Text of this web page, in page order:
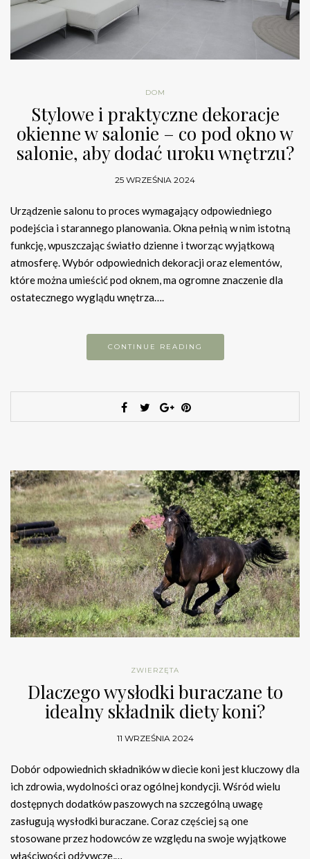
DOM
Stylowe i praktyczne dekoracje
okienne w salonie – co pod okno w
salonie, aby dodać uroku wnętrzu?
25 WRZEŚNIA 2024
Urządzenie salonu to proces wymagający odpowiedniego
podejścia i starannego planowania. Okna pełnią w nim istotną
funkcję, wpuszczając światło dzienne i tworząc wyjątkową
atmosferę. Wybór odpowiednich dekoracji oraz elementów,
które można umieścić pod oknem, ma ogromne znaczenie dla
ostatecznego wyglądu wnętrza….
CONTINUE READING
ZWIERZĘTA
Dlaczego wysłodki buraczane to
idealny składnik diety koni?
11 WRZEŚNIA 2024
Dobór odpowiednich składników w diecie koni jest kluczowy dla
ich zdrowia, wydolności oraz ogólnej kondycji. Wśród wielu
dostępnych dodatków paszowych na szczególną uwagę
zasługują wysłodki buraczane. Coraz częściej są one
stosowane przez hodowców ze względu na swoje wyjątkowe
właściwości odżywcze,…